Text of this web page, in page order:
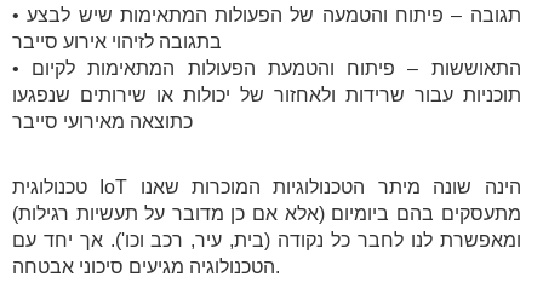
• תגובה – פיתוח והטמעה של הפעולות המתאימות שיש לבצע
בתגובה לזיהוי אירוע סייבר
• התאוששות – פיתוח והטמעת הפעולות המתאימות לקיום
תוכניות עבור שרידות ולאחזור של יכולות או שירותים שנפגעו
כתוצאה מאירועי סייבר
טכנולוגית IoT הינה שונה מיתר הטכנולוגיות המוכרות שאנו
מתעסקים בהם ביומיום (אלא אם כן מדובר על תעשיות רגילות)
ומאפשרת לנו לחבר כל נקודה (בית, עיר, רכב וכו'). אך יחד עם
הטכנולוגיה מגיעים סיכוני אבטחה.